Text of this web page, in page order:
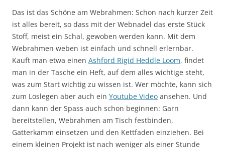
Das ist das Schöne am Webrahmen: Schon nach kurzer Zeit
ist alles bereit, so dass mit der Webnadel das erste Stück
Stoff, meist ein Schal, gewoben werden kann. Mit dem
Webrahmen weben ist einfach und schnell erlernbar.
Kauft man etwa einen Ashford Rigid Heddle Loom, findet
man in der Tasche ein Heft, auf dem alles wichtige steht,
was zum Start wichtig zu wissen ist. Wer möchte, kann sich
zum Loslegen aber auch ein Youtube Video ansehen. Und
dann kann der Spass auch schon beginnen: Garn
bereitstellen, Webrahmen am Tisch festbinden,
Gatterkamm einsetzen und den Kettfaden einziehen. Bei
einem kleinen Projekt ist nach weniger als einer Stunde